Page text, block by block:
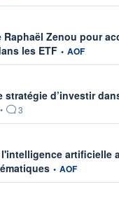
Raphaël Zenou pour
les ETFinformation
• AOF
stratégie d’investir
• 3
artificielle
information fournie
• AOF